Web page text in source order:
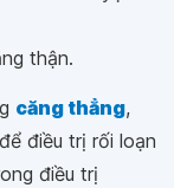
thận.
căng thẳng,
điều trị rối loạn
điều trị